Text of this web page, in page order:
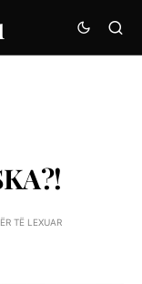
TË LEXUAR